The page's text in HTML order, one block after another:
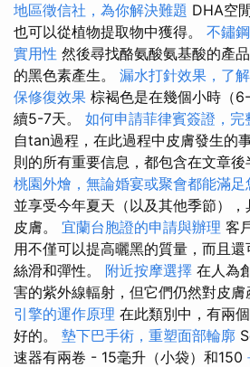
地區徵信社，為你解決難題 DHA空
也可以從植物提取物中獲得。 不鏽
實用性 然後尋找酪氨酸氨基酸的產
的黑色素產生。 漏水打針效果，了
保修復效果 棕褐色是在幾個小時（
續5-7天。 如何申請菲律賓簽證，完
自tan過程，在此過程中皮膚發生的
則的所有重要信息，都包含在文章後
桃園外燴，無論婚宴或聚會都能滿足
並享受今年夏天（以及其他季節）
皮膚。 宜蘭台胞證的申請與辦理 客
用不僅可以提高曬黑的質量，而且還
絲滑和彈性。 附近按摩選擇 在人為
害的紫外線輻射，但它們仍然對皮膚
引擎的運作原理 在此類別中，有兩
好的。 墊下巴手術，重塑面部輪廓
速器有兩卷 - 15毫升（小袋）和150